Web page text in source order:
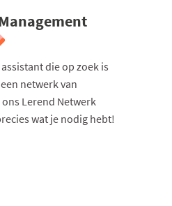
die op zoek is
netwerk van
Lerend Netwerk
wat je nodig hebt!